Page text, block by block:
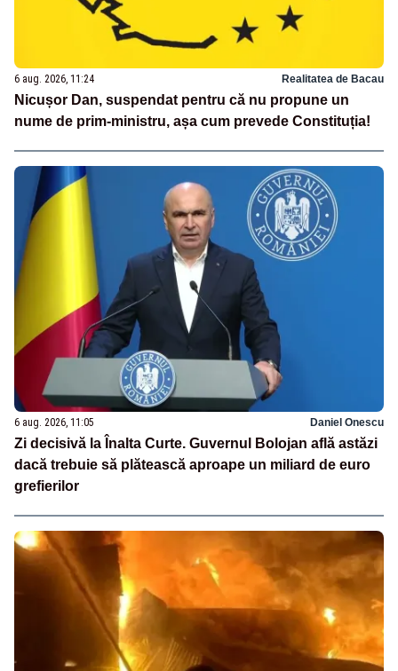
6 aug. 2026, 11:24 Realitatea de Bacau
Nicușor Dan, suspendat pentru că nu propune un
nume de prim-ministru, așa cum prevede Constituția!
6 aug. 2026, 11:05 Daniel Onescu
Zi decisivă la Înalta Curte. Guvernul Bolojan află astăzi
dacă trebuie să plătească aproape un miliard de euro
grefierilor